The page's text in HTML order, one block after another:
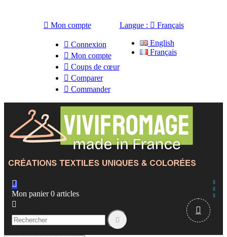
 Mon compte
 Connexion
 Mon compte
 Coups de cœur
 Comparer
 Commander
Langue :  Français
English
Français

Mon panier 0 articles


